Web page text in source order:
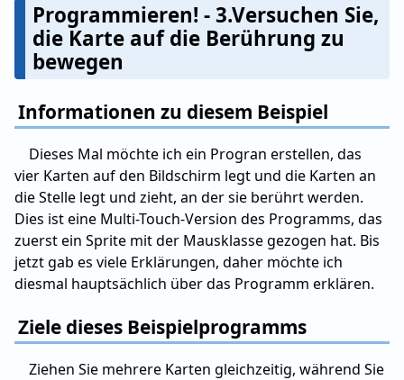
Programmieren! - 3.Versuchen Sie,
die Karte auf die Berührung zu
bewegen
Informationen zu diesem Beispiel
Dieses Mal möchte ich ein Progran erstellen, das
vier Karten auf den Bildschirm legt und die Karten an
die Stelle legt und zieht, an der sie berührt werden.
Dies ist eine Multi-Touch-Version des Programms, das
zuerst ein Sprite mit der Mausklasse gezogen hat. Bis
jetzt gab es viele Erklärungen, daher möchte ich
diesmal hauptsächlich über das Programm erklären.
Ziele dieses Beispielprogramms
Ziehen Sie mehrere Karten gleichzeitig, während Sie